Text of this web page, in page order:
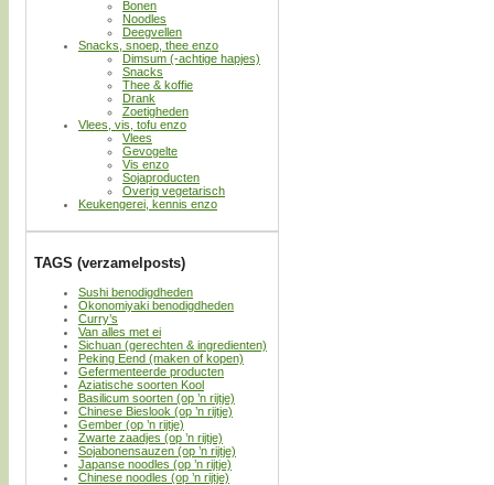
Bonen
Noodles
Deegvellen
Snacks, snoep, thee enzo
Dimsum (-achtige hapjes)
Snacks
Thee & koffie
Drank
Zoetigheden
Vlees, vis, tofu enzo
Vlees
Gevogelte
Vis enzo
Sojaproducten
Overig vegetarisch
Keukengerei, kennis enzo
TAGS (verzamelposts)
Sushi benodigdheden
Okonomiyaki benodigdheden
Curry’s
Van alles met ei
Sichuan (gerechten & ingredienten)
Peking Eend (maken of kopen)
Gefermenteerde producten
Aziatische soorten Kool
Basilicum soorten (op ’n rijtje)
Chinese Bieslook (op ’n rijtje)
Gember (op ’n rijtje)
Zwarte zaadjes (op ’n rijtje)
Sojabonensauzen (op ’n rijtje)
Japanse noodles (op ’n rijtje)
Chinese noodles (op ’n rijtje)